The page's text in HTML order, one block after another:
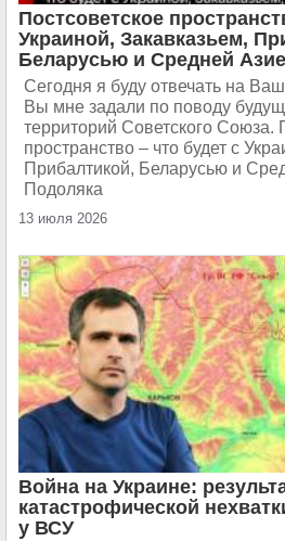
Постсоветское
Украиной, Закавказьем,
Беларусью и Средней
Сегодня я буду отвечать на
Вы мне задали по поводу
территорий Советского Союза.
пространство – что будет с
Прибалтикой, Беларусью и
Подоляка
13 июля 2026
Война на Украине:
катастрофической
у ВСУ